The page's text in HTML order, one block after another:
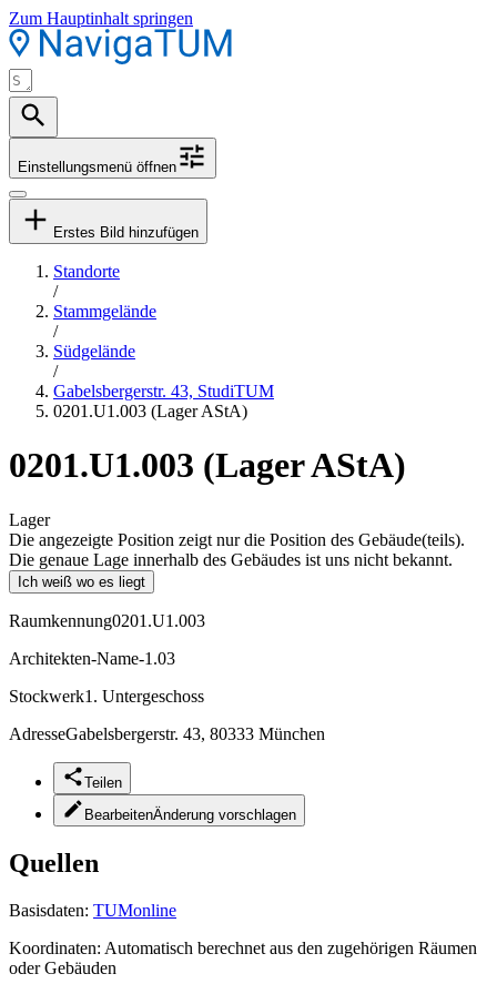
Zum Hauptinhalt springen
Einstellungsmenü öffnen
Erstes Bild hinzufügen
Standorte
/
Stammgelände
/
Südgelände
/
Gabelsbergerstr. 43, StudiTUM
0201.U1.003 (Lager AStA)
0201.U1.003 (Lager AStA)
Lager
Die angezeigte Position zeigt nur die Position des Gebäude(teils).
Die genaue Lage innerhalb des Gebäudes ist uns nicht bekannt.
Ich weiß wo es liegt
Raumkennung0201.U1.003
Architekten-Name-1.03
Stockwerk1. Untergeschoss
AdresseGabelsbergerstr. 43, 80333 München
Teilen
BearbeitenÄnderung vorschlagen
Quellen
Basisdaten: TUMonline
Koordinaten: Automatisch berechnet aus den zugehörigen Räumen
oder Gebäuden